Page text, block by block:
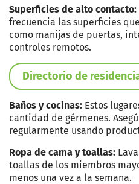
Superficies de alto contacto:
frecuencia las superficies
como manijas de puertas,
controles remotos.
Directorio de
Baños y cocinas: Estos
cantidad de gérmenes.
regularmente usando
Ropa de cama y toallas:
toallas de los miembros
menos una vez a la semana.